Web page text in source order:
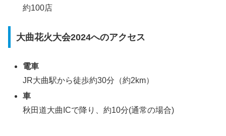
約100店
大曲花火大会2024へのアクセス
電車
JR大曲駅から徒歩約30分（約2km）
車
秋田道大曲ICで降り、約10分(通常の場合)